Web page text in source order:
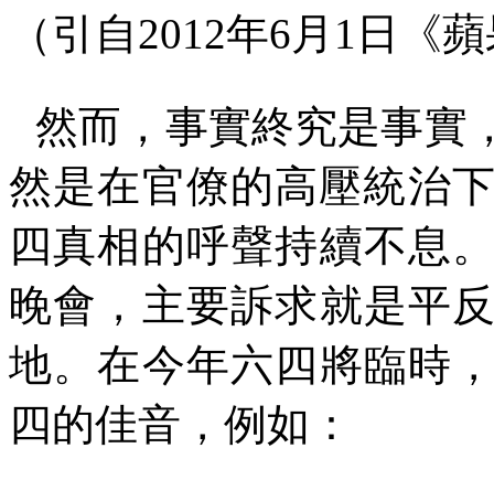
（引自2012年6月 1 日《
然而，事實終究是事實
然是在官僚的高壓統治
四真相的呼聲持續不息
晚會，主要訴求就是平
地。在今年六四將臨時
四的佳音，例如：